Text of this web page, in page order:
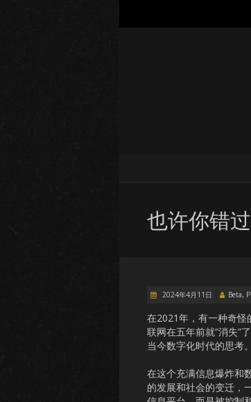
也许你错
2024年4月11日 Beta,
在2021年，有一种奇怪
联网在五年前就“消失”
当今数字化时代的思考。
在这个充满信息爆炸和
的发展和社会的变迁，